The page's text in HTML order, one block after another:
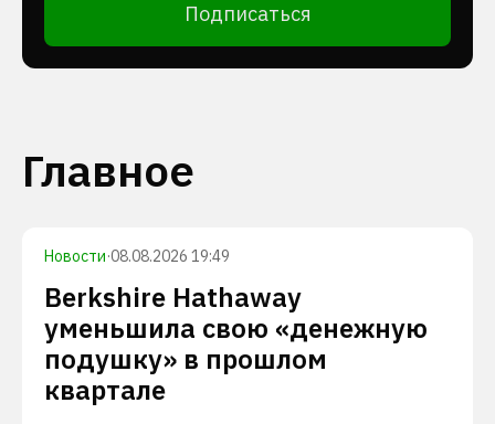
Подписаться
Главное
Новости·08.08.2026 19:49
Berkshire Hathaway
уменьшила свою «денежную
подушку» в прошлом
квартале